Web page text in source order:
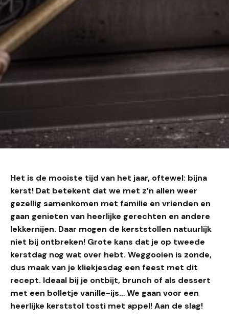
Het is de mooiste tijd van het jaar, oftewel: bijna
kerst! Dat betekent dat we met z’n allen weer
gezellig samenkomen met familie en vrienden en
gaan genieten van heerlijke gerechten en andere
lekkernijen. Daar mogen de kerststollen natuurlijk
niet bij ontbreken! Grote kans dat je op tweede
kerstdag nog wat over hebt. Weggooien is zonde,
dus maak van je kliekjesdag een feest met dit
recept. Ideaal bij je ontbijt, brunch of als dessert
met een bolletje vanille-ijs… We gaan voor een
heerlijke kerststol tosti met appel! Aan de slag!